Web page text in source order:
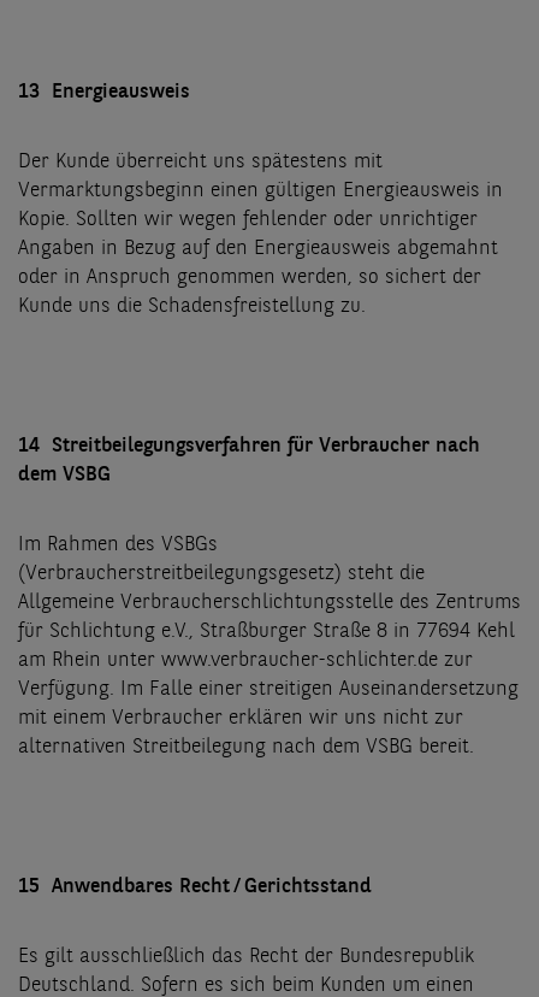
13 Energieausweis
Der Kunde überreicht uns spätestens mit
Vermarktungsbeginn einen gültigen Energieausweis in
Kopie. Sollten wir wegen fehlender oder unrichtiger
Angaben in Bezug auf den Energieausweis abgemahnt
oder in Anspruch genommen werden, so sichert der
Kunde uns die Schadensfreistellung zu.
14 Streitbeilegungsverfahren für Verbraucher nach
dem VSBG
Im Rahmen des VSBGs
(Verbraucherstreitbeilegungsgesetz) steht die
Allgemeine Verbraucherschlichtungsstelle des Zentrums
für Schlichtung e.V., Straßburger Straße 8 in 77694 Kehl
am Rhein unter www.verbraucher-schlichter.de zur
Verfügung. Im Falle einer streitigen Auseinandersetzung
mit einem Verbraucher erklären wir uns nicht zur
alternativen Streitbeilegung nach dem VSBG bereit.
15 Anwendbares Recht / Gerichtsstand
Es gilt ausschließlich das Recht der Bundesrepublik
Deutschland. Sofern es sich beim Kunden um einen